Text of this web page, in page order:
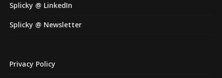
Splicky @ LinkedIn
Splicky @ Newsletter
Privacy Policy